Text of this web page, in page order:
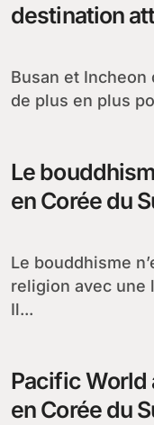
destination
Busan et Incheon deviennent des destinations
de plus en plus
Le
en Corée du
Le bouddhisme n’est pas simplement une
religion avec une
Il...
Pacific World
en Corée du